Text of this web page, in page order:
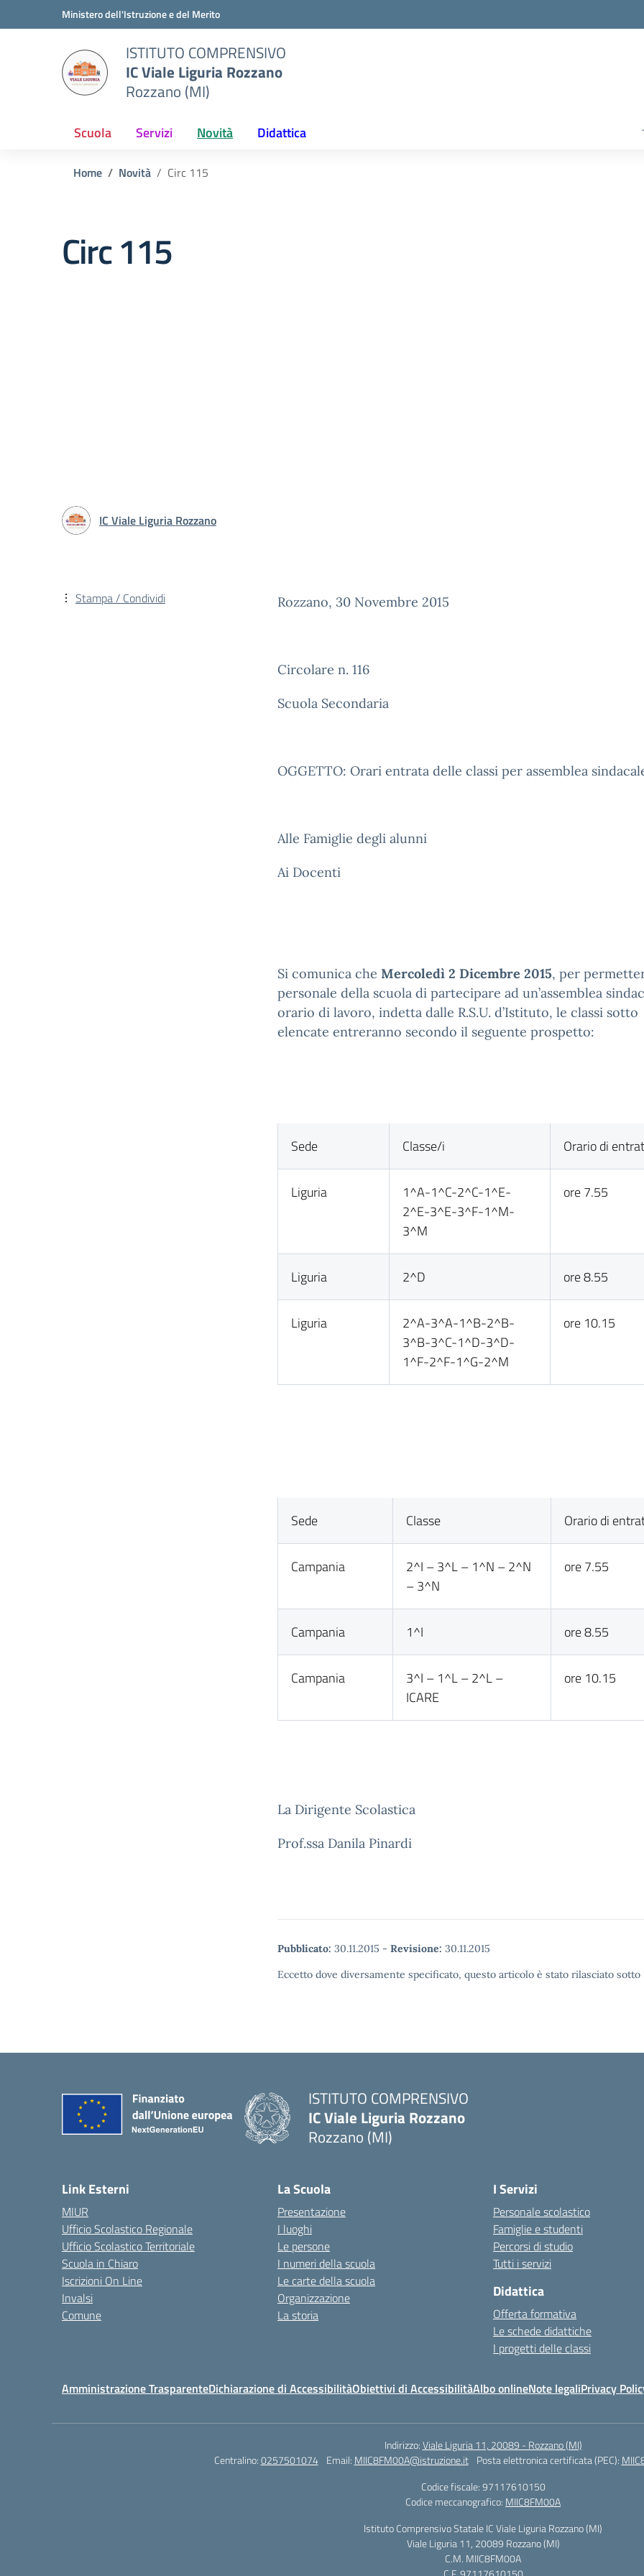
Vai ai contenuti
Vai al menu di navigazioneMinistero dell'Istruzione e del Merito
ISTITUTO COMPRENSIVO
IC Viale Liguria Rozzano
Rozzano (MI)
Scuola Servizi Novità Didattica
Home Novità Circ 115
Circ 115
IC Viale Liguria Rozzano
Rozzano, 30 Novembre 2015
Circolare n. 116
Scuola Secondaria
OGGETTO: Orari entrata delle classi per assemblea
Alle Famiglie degli alunni
Ai Docenti
Si comunica che Mercoledì 2 Dicembre 2015, per
personale della scuola di partecipare ad un’assemblea
orario di lavoro, indetta dalle R.S.U. d’Istituto, le classi sotto
elencate entreranno secondo il seguente prospetto:
Sede Classe/i Orario di
Liguria
1^A-1^C-2^C-1^E-
2^E-3^E-3^F-1^M-
3^M
ore 7.55
Liguria 2^D ore 8.55
Liguria
2^A-3^A-1^B-2^B-
3^B-3^C-1^D-3^D-
1^F-2^F-1^G-2^M
ore 10.15
Sede Classe Orario di
Campania
2^I – 3^L – 1^N – 2^N
– 3^N
ore 7.55
Campania 1^I ore 8.55
Campania
3^I – 1^L – 2^L –
ICARE
ore 10.15
La Dirigente Scolastica
Prof.ssa Danila Pinardi
Pubblicato: 30.11.2015 - Revisione: 30.11.2015
Eccetto dove diversamente specificato, questo articolo è stato rilasciato
Stampa / Condividi
ISTITUTO COMPRENSIVO
IC Viale Liguria Rozzano
Rozzano (MI)
Link Esterni
MIUR
Ufficio Scolastico Regionale
Ufficio Scolastico Territoriale
Scuola in Chiaro
Iscrizioni On Line
Invalsi
Comune
La Scuola
Presentazione
I luoghi
Le persone
I numeri della scuola
Le carte della scuola
Organizzazione
La storia
I Servizi
Personale scolastico
Famiglie e studenti
Percorsi di studio
Tutti i servizi
Didattica
Offerta formativa
Le schede didattiche
I progetti delle classi
Amministrazione TrasparenteDichiarazione di AccessibilitàObiettivi di AccessibilitàAlbo onlineNote legaliPrivacy
Indirizzo:Viale Liguria 11, 20089 - Rozzano (MI)
Centralino:0257501074 Email: MIIC8FM00A@istruzione.it Posta elettronica certificata (PEC):
Codice fiscale: 97117610150
Codice meccanografico: MIIC8FM00A
Istituto Comprensivo Statale IC Viale Liguria Rozzano (MI)
Viale Liguria 11, 20089 Rozzano (MI)
C.M. MIIC8FM00A